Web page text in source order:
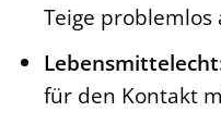
Teige problemlos
für den Kontakt